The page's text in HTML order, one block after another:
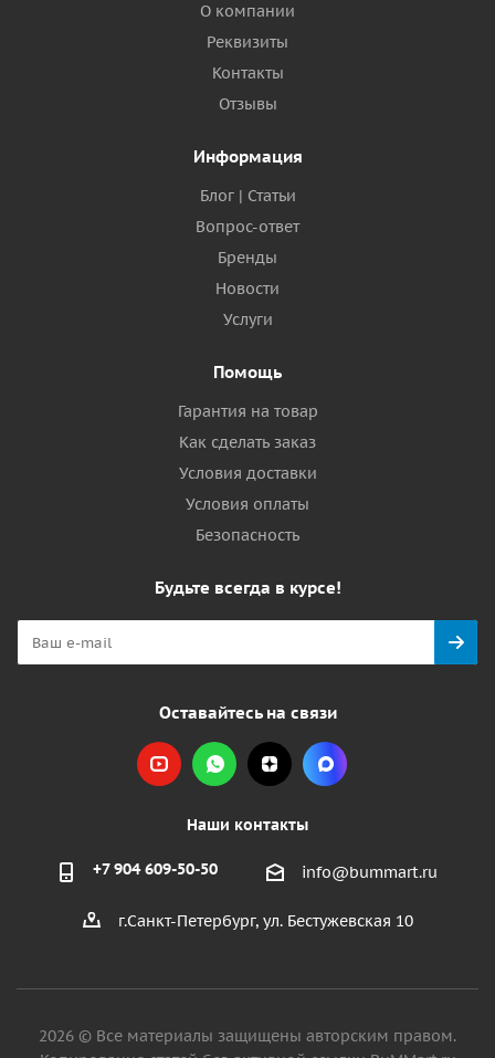
О компании
Реквизиты
Контакты
Отзывы
Информация
Блог | Статьи
Вопрос-ответ
Бренды
Новости
Услуги
Помощь
Гарантия на товар
Как сделать заказ
Условия доставки
Условия оплаты
Безопасность
Будьте всегда в курсе!
Оставайтесь на связи
Наши контакты
+7 904 609-50-50 info@bummart.ru
г.Санкт-Петербург, ул. Бестужевская 10
2026 © Все материалы защищены авторским правом.